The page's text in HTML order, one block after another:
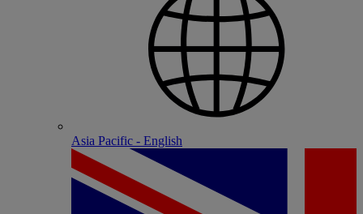
Asia Pacific - English